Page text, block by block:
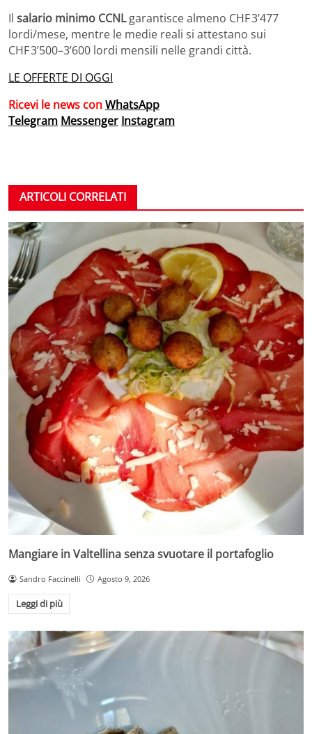
Il salario minimo CCNLgarantisce almeno CHF 3’477
lordi/mese, mentre le medie reali si attestano sui
CHF 3’500–3’600 lordi mensili nelle grandi città.
LE OFFERTE DI OGGI
Ricevi le news conWhatsApp
Telegram Messenger Instagram
ARTICOLI CORRELATI
Mangiare in Valtellina senza svuotare il portafoglio
Sandro Faccinelli Agosto 9, 2026
Leggi di più